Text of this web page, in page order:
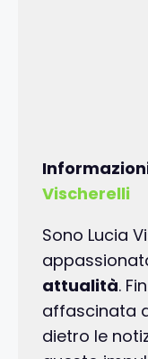
Vischerelli
Sono Lucia
attualità.
affascinata
dietro le